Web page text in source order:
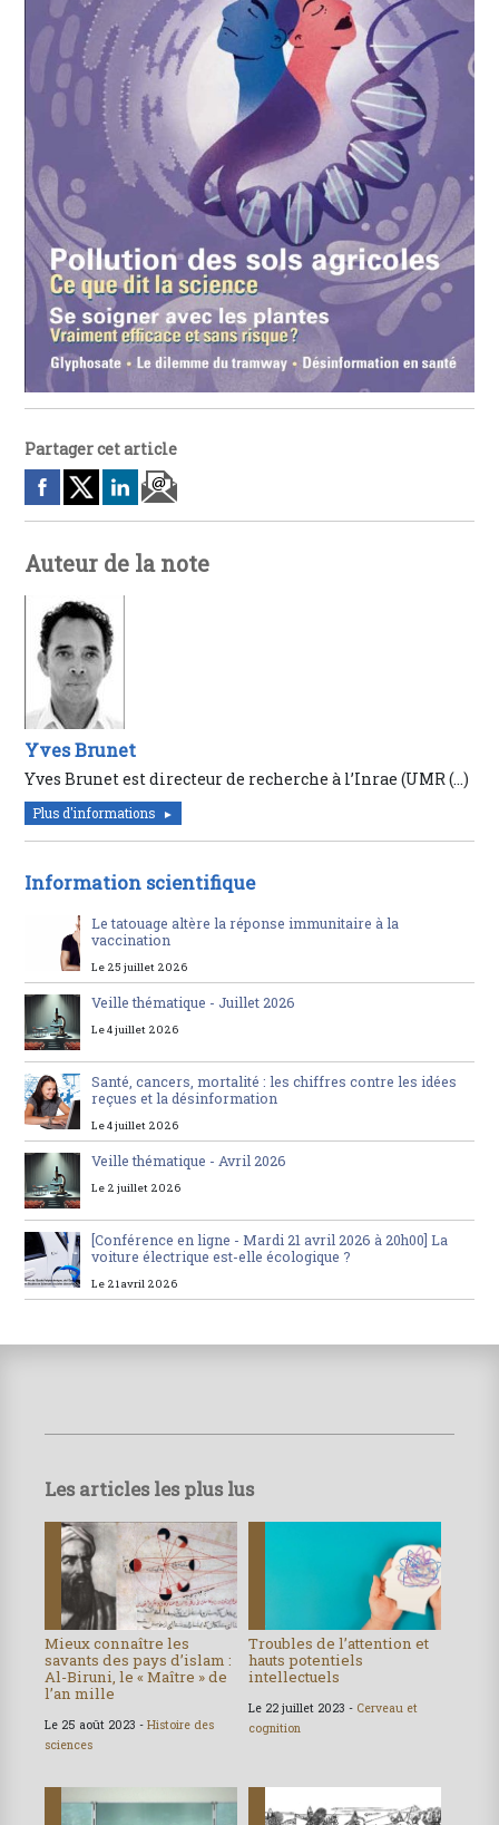
Partager cet article
Auteur de la note
Yves Brunet
Yves Brunet est directeur de recherche à l’Inrae (UMR (…)
Plus d'informations
Information scientifique
Le tatouage altère la réponse immunitaire à la
vaccination
Le 25 juillet 2026
Veille thématique - Juillet 2026
Le 4 juillet 2026
Santé, cancers, mortalité : les chiffres contre les idées
reçues et la désinformation
Le 4 juillet 2026
Veille thématique - Avril 2026
Le 2 juillet 2026
[Conférence en ligne - Mardi 21 avril 2026 à 20h00] La
voiture électrique est-elle écologique ?
Le 21 avril 2026
Les articles les plus lus
Mieux connaître les
savants des pays d’islam :
Al-Biruni, le « Maître » de
l’an mille
Le 25 août 2023 - Histoire des
sciences
Troubles de l’attention et
hauts potentiels
intellectuels
Le 22 juillet 2023 - Cerveau et
cognition